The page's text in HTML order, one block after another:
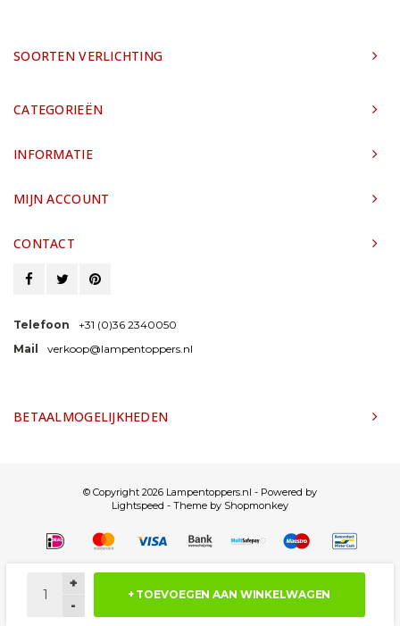
+
-
+ TOEVOEGEN AAN WINKELWAGEN
SOORTEN VERLICHTING
CATEGORIEËN
INFORMATIE
MIJN ACCOUNT
CONTACT
Telefoon
+31 (0)36 2340050
Mail
verkoop@lampentoppers.nl
BETAALMOGELIJKHEDEN
© Copyright 2026 Lampentoppers.nl - Powered by
Lightspeed - Theme by Shopmonkey